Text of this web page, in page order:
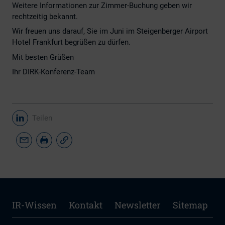
Weitere Informationen zur Zimmer-Buchung geben wir
rechtzeitig bekannt.
Wir freuen uns darauf, Sie im Juni im Steigenberger Airport
Hotel Frankfurt begrüßen zu dürfen.
Mit besten Grüßen
Ihr DIRK-Konferenz-Team
Teilen
IR-Wissen Kontakt Newsletter Sitemap